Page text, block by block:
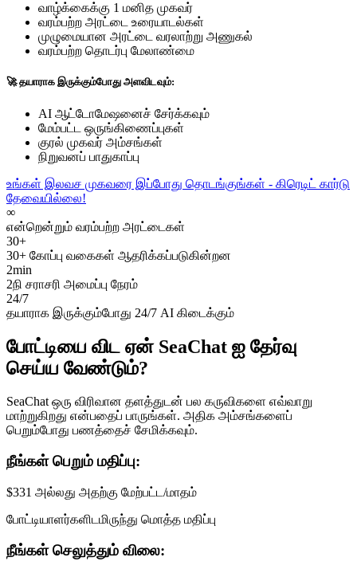
வாழ்க்கைக்கு 1 மனித முகவர்
வரம்பற்ற அரட்டை உரையாடல்கள்
முழுமையான அரட்டை வரலாற்று அணுகல்
வரம்பற்ற தொடர்பு மேலாண்மை
🚀 தயாராக இருக்கும்போது அளவிடவும்:
AI ஆட்டோமேஷனைச் சேர்க்கவும்
மேம்பட்ட ஒருங்கிணைப்புகள்
குரல் முகவர் அம்சங்கள்
நிறுவனப் பாதுகாப்பு
உங்கள் இலவச முகவரை இப்போது தொடங்குங்கள் - கிரெடிட் கார்டு
தேவையில்லை!
∞
என்றென்றும் வரம்பற்ற அரட்டைகள்
30+
30+ கோப்பு வகைகள் ஆதரிக்கப்படுகின்றன
2min
2நி சராசரி அமைப்பு நேரம்
24/7
தயாராக இருக்கும்போது 24/7 AI கிடைக்கும்
போட்டியை விட ஏன் SeaChat ஐ தேர்வு
செய்ய வேண்டும்?
SeaChat ஒரு விரிவான தளத்துடன் பல கருவிகளை எவ்வாறு
மாற்றுகிறது என்பதைப் பாருங்கள். அதிக அம்சங்களைப்
பெறும்போது பணத்தைச் சேமிக்கவும்.
நீங்கள் பெறும் மதிப்பு:
$331 அல்லது அதற்கு மேற்பட்ட/மாதம்
போட்டியாளர்களிடமிருந்து மொத்த மதிப்பு
நீங்கள் செலுத்தும் விலை: